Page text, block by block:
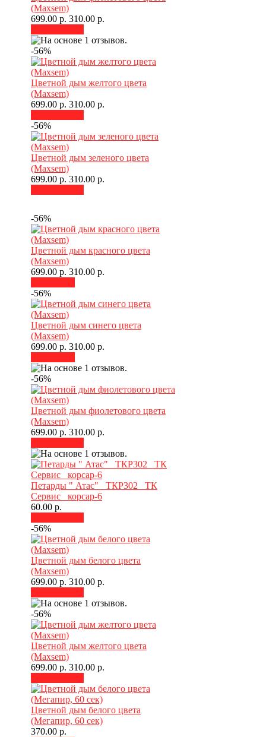
(Maxsem)
699.00 р. 310.00 р.
-56%
Цветной дым желтого цвета
(Maxsem)
699.00 р. 310.00 р.
-56%
Цветной дым зеленого цвета
(Maxsem)
699.00 р. 310.00 р.
-56%
Цветной дым красного цвета
(Maxsem)
699.00 р. 310.00 р.
-56%
Цветной дым синего цвета
(Maxsem)
699.00 р. 310.00 р.
-56%
Цветной дым фиолетового цвета
(Maxsem)
699.00 р. 310.00 р.
Петарды " Атас" _ТКР302 _ТК
Сервис _корсар-6
60.00 р.
-56%
Цветной дым белого цвета
(Maxsem)
699.00 р. 310.00 р.
-56%
Цветной дым желтого цвета
(Maxsem)
699.00 р. 310.00 р.
Цветной дым белого цвета
(Мегапир, 60 сек)
370.00 р.